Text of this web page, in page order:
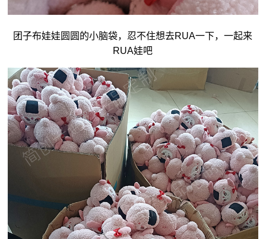
团子布娃娃 圆圆的小脑袋，忍不住想去RUA一下，一起来
RUA娃吧